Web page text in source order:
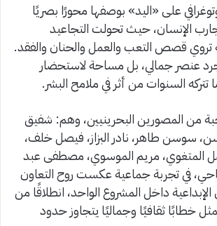
على «اليد» بوصفها محورًا بصريًا
الإنسان، حيث تحولت التجاعيد
تروي قصص التعب والعمل والحنان والفقد.
عنصر جمالي، بل مساحة لاستحضار
تتركه السنوات من أثر في ملامح البشر.
من المصورين البحرينيين، وهم: شفيق
سوسن طاهر، نادر البزاز، فيصل خلف،
المتغوي، مريم الموسوي، مصطفى عبد
في تجربة جماعية عكست روح التعاون
داخل المشروع الواحد، انطلاقًا من
خطابًا ثقافيًا وجماليًا يتجاوز حدود